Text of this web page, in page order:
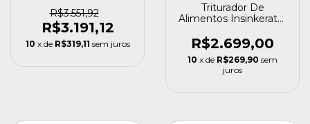
R$3.551,92
R$3.191,12
10 x de R$319,11 sem juros
Triturador De
Alimentos Insinkerator
R$2.699,00
10 x de R$269,90 sem
juros